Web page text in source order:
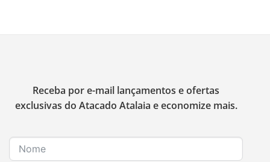
Receba por e-mail lançamentos e ofertas
exclusivas do Atacado Atalaia e economize mais.